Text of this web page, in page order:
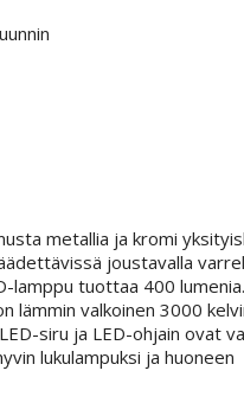
metallia ja kromi
joustavalla
lamppu tuottaa 400 lumenia.
lämmin valkoinen 3000
siru ja LED-ohjain ovat
lukulampuksi ja huoneen